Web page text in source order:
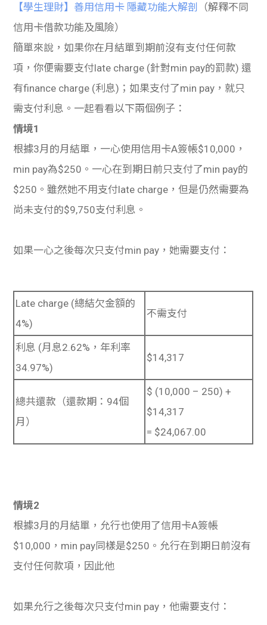
【學生理財】善用信用卡 隱藏功能大解剖
（解釋不同
信用卡借款功能及風險）
簡單來說，如果你在月結單到期前沒有支付任何款
項，你便需要支付late charge (針對min pay的罰款) 還
有finance charge (利息)；如果支付了min pay，就只
需支付利息。一起看看以下兩個例子：
情境1
根據3月的月結單，一心使用信用卡A簽帳$10,000，
min pay為$250。一心在到期日前只支付了min pay的
$250。雖然她不用支付late charge，但是仍然需要為
尚未支付的$9,750支付利息。
如果一心之後每次只支付min pay，她需要支付：
Late charge (總結欠金額的
4%)
不需支付
利息 (月息2.62%，年利率
34.97%)
$14,317
總共還款（還款期：94個
月）
$ (10,000 – 250) +
$14,317
= $24,067.00
情境2
根據3月的月結單，允行也使用了信用卡A簽帳
$10,000，min pay同樣是$250。允行在到期日前沒有
支付任何款項，因此他
如果允行之後每次只支付min pay，他需要支付：